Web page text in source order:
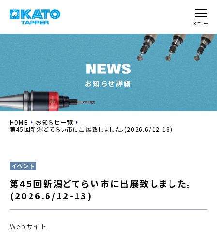
メニュー
お知らせ詳細
HOME
お知らせ一覧
第45回新潟どてらい市に出展致しました。(2026.6/12-13)
イベント
第45回新潟どてらい市に出展致しました。
(2026.6/12-13)
Webサイト